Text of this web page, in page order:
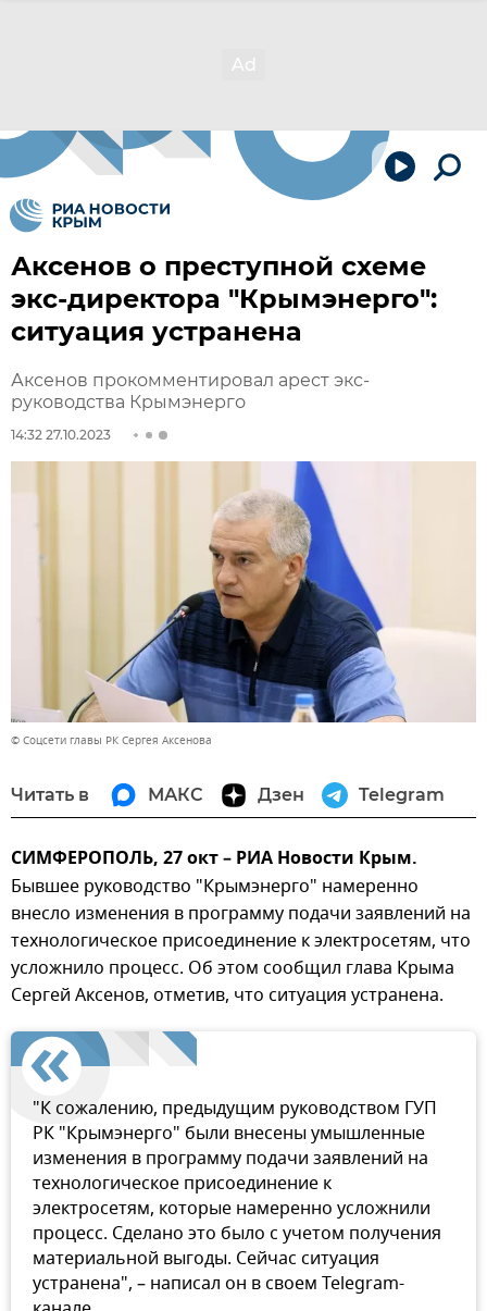
Аксенов о преступной схеме
экс-директора "Крымэнерго":
ситуация устранена
Аксенов прокомментировал арест экс-
руководства Крымэнерго
14:32 27.10.2023
© Соцсети главы РК Сергея Аксенова
Читать в МАКС Дзен Telegram
СИМФЕРОПОЛЬ, 27 окт – РИА Новости Крым.
Бывшее руководство "Крымэнерго" намеренно
внесло изменения в программу подачи заявлений на
технологическое присоединение к электросетям, что
усложнило процесс. Об этом сообщил глава Крыма
Сергей Аксенов, отметив, что ситуация устранена.
"К сожалению, предыдущим руководством ГУП
РК "Крымэнерго" были внесены умышленные
изменения в программу подачи заявлений на
технологическое присоединение к
электросетям, которые намеренно усложнили
процесс. Сделано это было с учетом получения
материальной выгоды. Сейчас ситуация
устранена", – написал он в своем Telegram-